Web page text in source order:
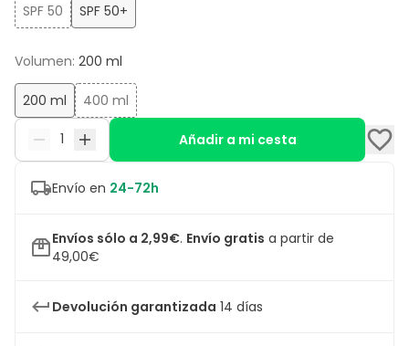
SPF 50 SPF 50+
Volumen: 200 ml
200 ml 400 ml
Añadir a mi cesta
Envío en 24-72h
Envíos sólo a 2,99€. Envío gratis a partir de
49,00€
Devolución garantizada 14 días